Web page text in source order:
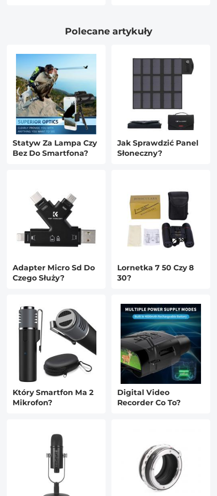
Polecane artykuły
Statyw Za Lampa Czy
Bez Do Smartfona?
Jak Sprawdzić Panel
Słoneczny?
Adapter Micro Sd Do
Czego Służy?
Lornetka 7 50 Czy 8
30?
Który Smartfon Ma 2
Mikrofon?
Digital Video
Recorder Co To?